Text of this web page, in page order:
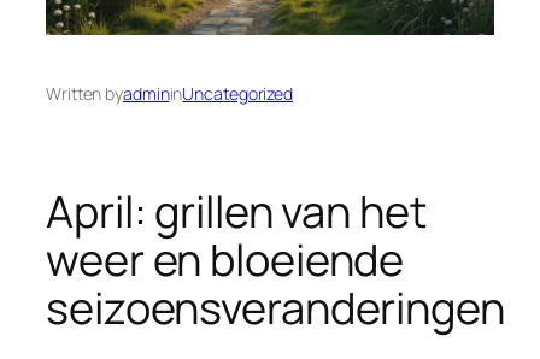
Written byadmininUncategorized
April: grillen van het
weer en bloeiende
seizoensveranderingen